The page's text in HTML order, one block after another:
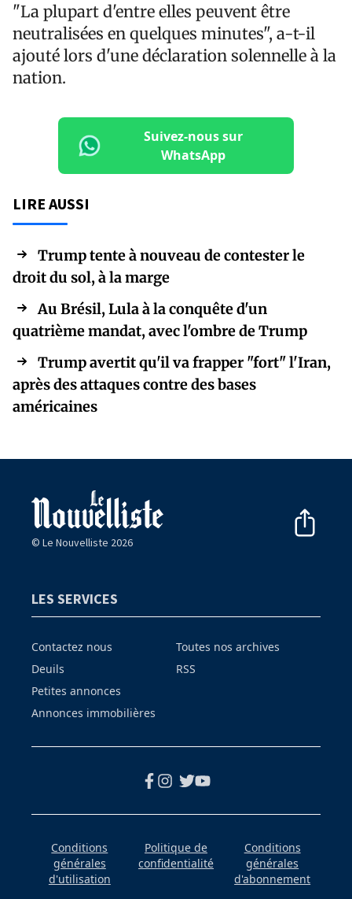
"La plupart d'entre elles peuvent être
neutralisées en quelques minutes", a-t-il
ajouté lors d'une déclaration solennelle à la
nation.
Suivez-nous sur
WhatsApp
LIRE AUSSI
Trump tente à nouveau de contester le
droit du sol, à la marge
Au Brésil, Lula à la conquête d'un
quatrième mandat, avec l'ombre de Trump
Trump avertit qu'il va frapper "fort" l'Iran,
après des attaques contre des bases
américaines
© Le Nouvelliste 2026
LES SERVICES
Contactez nous
Deuils
Petites annonces
Annonces immobilières
Toutes nos archives
RSS
Conditions
générales
d'utilisation
Politique de
confidentialité
Conditions
générales
d'abonnement